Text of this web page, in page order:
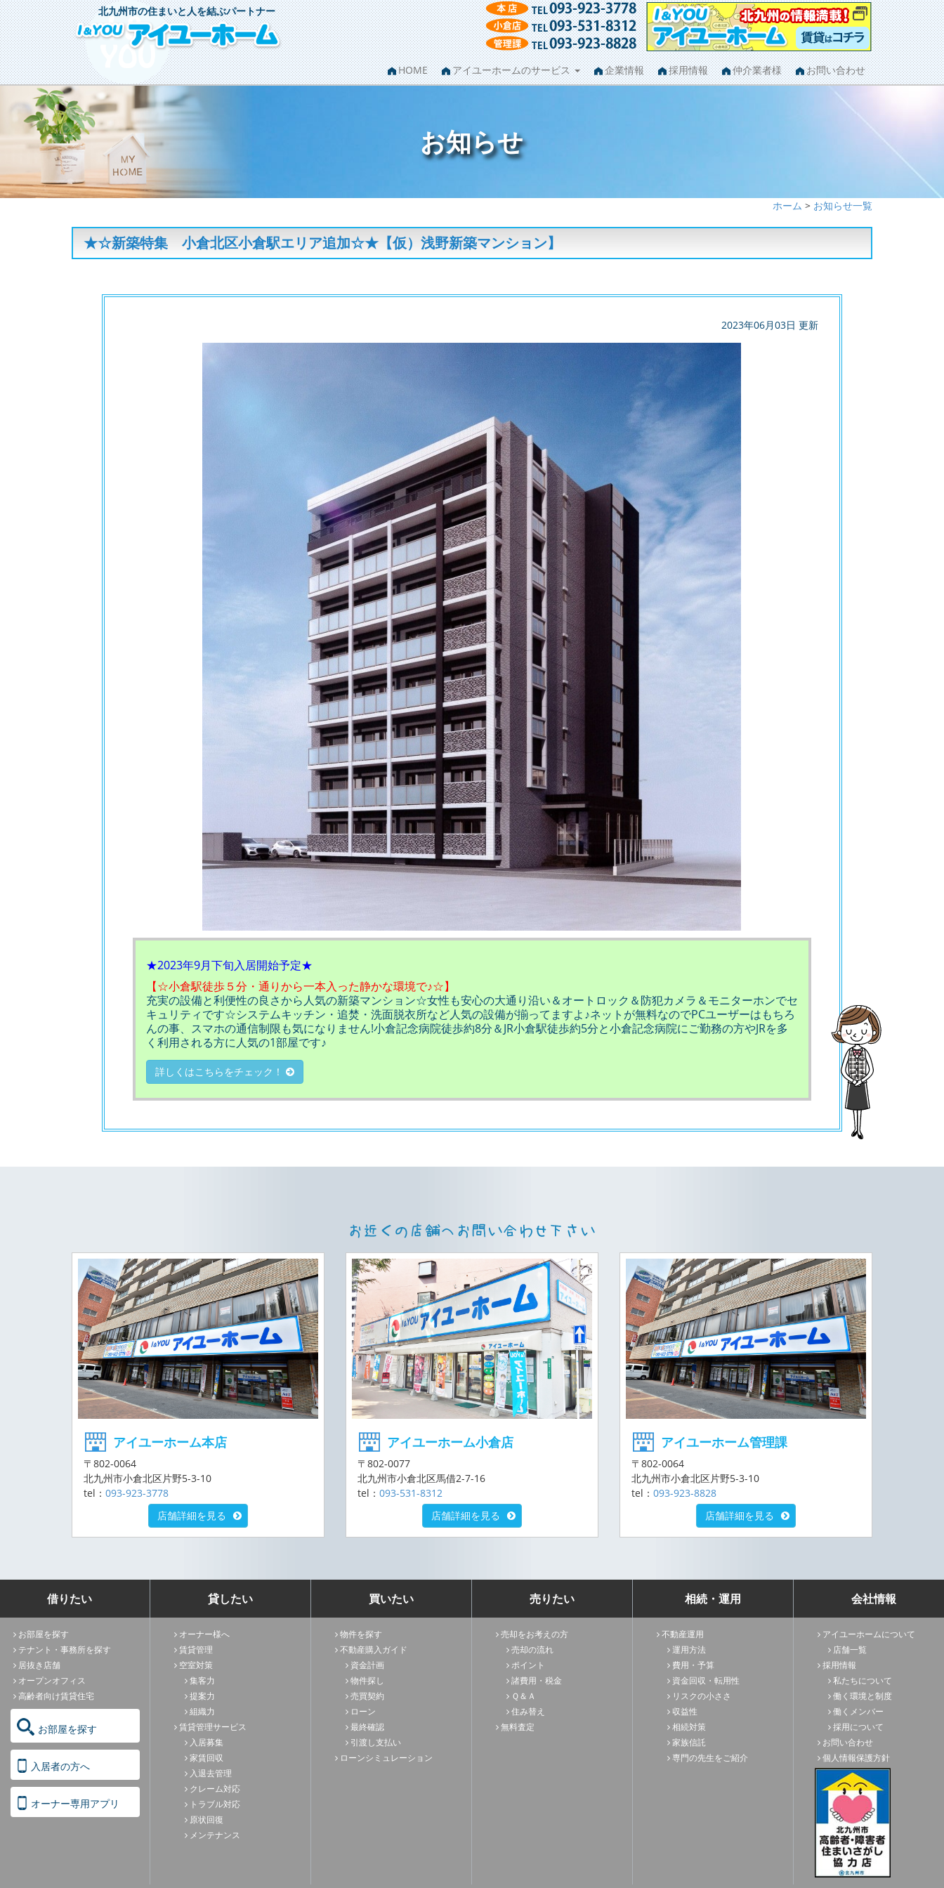
北九州市の住まいと人を結ぶパートナー
HOME アイユーホームのサービス 企業情報 採用情報 仲介業者様 お問い合わせ
お知らせ
ホーム > お知らせ一覧
★☆新築特集 小倉北区小倉駅エリア追加☆★【仮）浅野新築マンション】
2023年06月03日 更新
★2023年9月下旬入居開始予定★
【☆小倉駅徒歩５分・通りから一本入った静かな環境で♪☆】
充実の設備と利便性の良さから人気の新築マンション☆女性も安心の大通り沿い＆オートロック＆防犯カメラ＆モニターホンでセ
キュリティです☆システムキッチン・追焚・洗面脱衣所など人気の設備が揃ってますよ♪ネットが無料なのでPCユーザーはもちろ
んの事、スマホの通信制限も気になりません!小倉記念病院徒歩約8分＆JR小倉駅徒歩約5分と小倉記念病院にご勤務の方やJRを多
く利用される方に人気の1部屋です♪
詳しくはこちらをチェック！
アイユーホーム本店
〒802-0064
北九州市小倉北区片野5-3-10
tel： 093-923-3778
店舗詳細を見る
アイユーホーム小倉店
〒802-0077
北九州市小倉北区馬借2-7-16
tel： 093-531-8312
店舗詳細を見る
アイユーホーム管理課
〒802-0064
北九州市小倉北区片野5-3-10
tel： 093-923-8828
店舗詳細を見る
借りたい
お部屋を探す
テナント・事務所を探す
居抜き店舗
オープンオフィス
高齢者向け賃貸住宅
お部屋を探す
入居者の方へ
オーナー専用アプリ
貸したい
オーナー様へ
賃貸管理
空室対策
集客力
提案力
組織力
賃貸管理サービス
入居募集
家賃回収
入退去管理
クレーム対応
トラブル対応
原状回復
メンテナンス
買いたい
物件を探す
不動産購入ガイド
資金計画
物件探し
売買契約
ローン
最終確認
引渡し支払い
ローンシミュレーション
売りたい
売却をお考えの方
売却の流れ
ポイント
諸費用・税金
Ｑ＆Ａ
住み替え
無料査定
相続・運用
不動産運用
運用方法
費用・予算
資金回収・転用性
リスクの小ささ
収益性
相続対策
家族信託
専門の先生をご紹介
会社情報
アイユーホームについて
店舗一覧
採用情報
私たちについて
働く環境と制度
働くメンバー
採用について
お問い合わせ
個人情報保護方針